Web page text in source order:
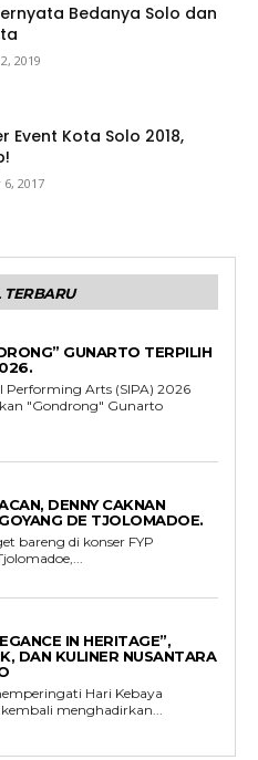
Bedanya Solo dan
2019
Event Kota Solo 2018,
2017
TERBARU
GUNARTO TERPILIH
Performing Arts (SIPA) 2026
"Gondrong" Gunarto
DENNY CAKNAN
DE TJOLOMADOE.
bareng di konser FYP
IN HERITAGE”,
DAN KULINER NUSANTARA
Hari Kebaya
menghadirkan...